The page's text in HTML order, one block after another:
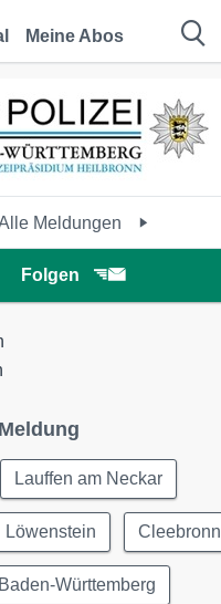
Meine Abos
Meldungen
Folgen
Lauffen am Neckar
Löwenstein Cleebronn
Baden-Württemberg